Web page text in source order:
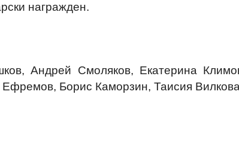
награжден.
Андрей Смоляков, Екатерина
Борис Каморзин, Таисия